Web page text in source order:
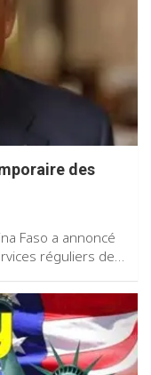
des
Faso a annoncé
réguliers de…